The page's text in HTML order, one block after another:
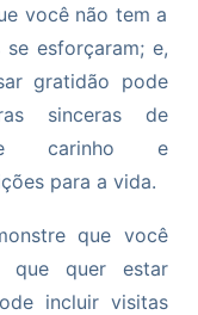
você não tem a
esforçaram; e,
gratidão pode
sinceras de
carinho e
para a vida.
que você
que quer estar
incluir visitas